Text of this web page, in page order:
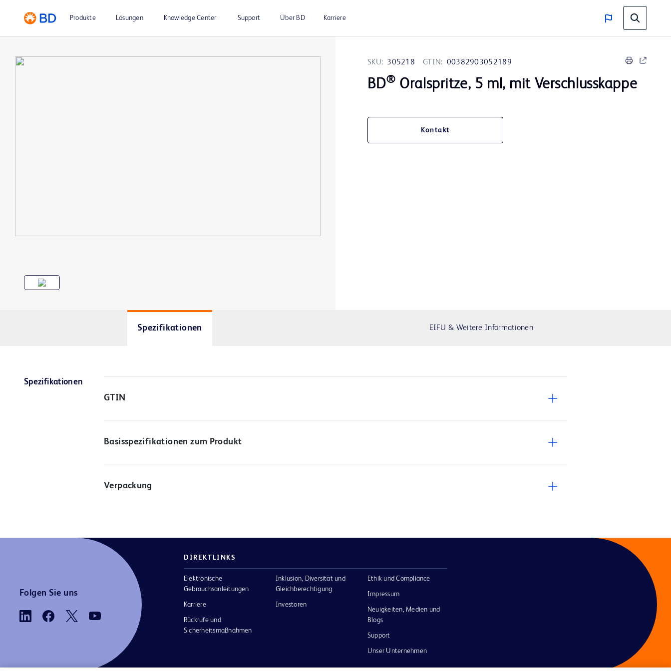
Produkte Lösungen Knowledge Center Support Über BD Karriere
SKU: 305218 GTIN: 00382903052189
BD® Oralspritze, 5 ml, mit Verschlusskappe
Kontakt
Spezifikationen EIFU & Weitere Informationen
Spezifikationen
GTIN
Basisspezifikationen zum Produkt
Verpackung
Folgen Sie uns
DIREKTLINKS
Elektronische
Gebrauchsanleitungen
Karriere
Rückrufe und
Sicherheitsmaßnahmen
Inklusion, Diversität und
Gleichberechtigung
Investoren
Ethik und Compliance
Impressum
Neuigkeiten, Medien und
Blogs
Support
Unser Unternehmen